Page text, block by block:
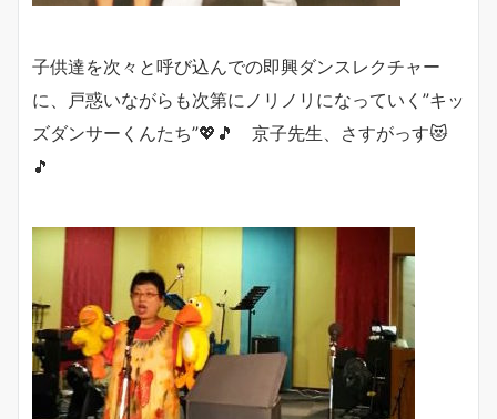
子供達を次々と呼び込んでの即興ダンスレクチャー
に、戸惑いながらも次第にノリノリになっていく”キッ
ズダンサーくんたち”💖🎵 京子先生、さすがっす😻
🎵